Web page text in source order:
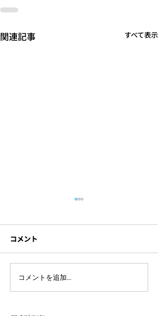
関連記事 すべて表示
ライブ配信イベントを開
催するには？準備の流れ
コメント
コメントを追加…